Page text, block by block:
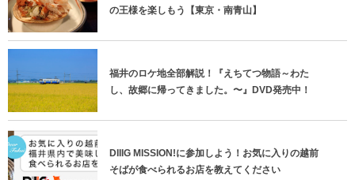
の王様を楽しもう【東京・南青山】
福井のロケ地全部解説！『えちてつ物語～わた
し、故郷に帰ってきました。〜』DVD発売中！
DIIIG MISSION!に参加しよう！お気に入りの越前
そばが食べられるお店を教えてください